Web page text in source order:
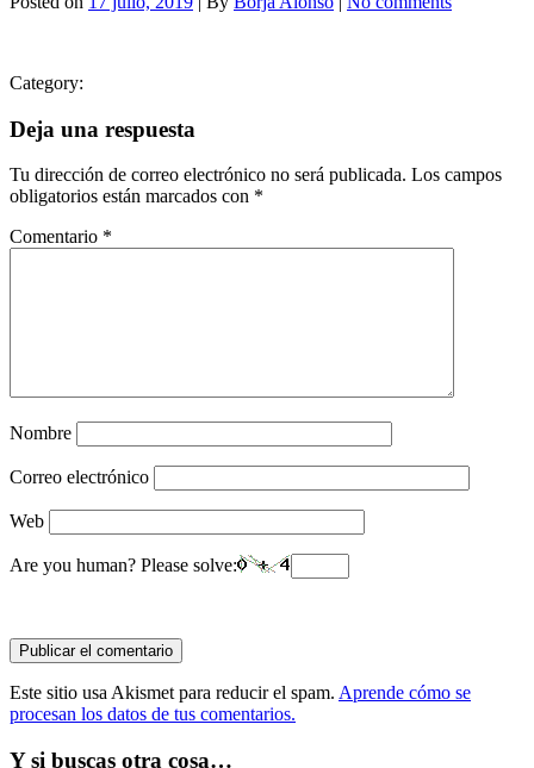
Category:
Deja una respuesta
Tu dirección de correo electrónico no será publicada. Los campos
obligatorios están marcados con *
Comentario *
Nombre
Correo electrónico
Web
Are you human? Please solve:
Este sitio usa Akismet para reducir el spam. Aprende cómo se
procesan los datos de tus comentarios.
Y si buscas otra cosa…